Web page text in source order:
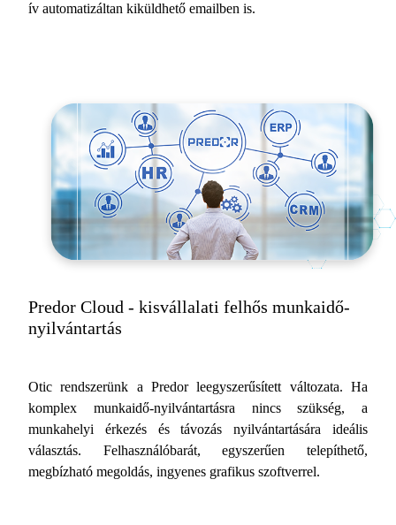
ív automatizáltan kiküldhető emailben is.
Predor Cloud - kisvállalati felhős munkaidő-
nyilvántartás
Otic rendszerünk a Predor leegyszerűsített változata. Ha
komplex munkaidő-nyilvántartásra nincs szükség, a
munkahelyi érkezés és távozás nyilvántartására ideális
választás. Felhasználóbarát, egyszerűen telepíthető,
megbízható megoldás, ingyenes grafikus szoftverrel.